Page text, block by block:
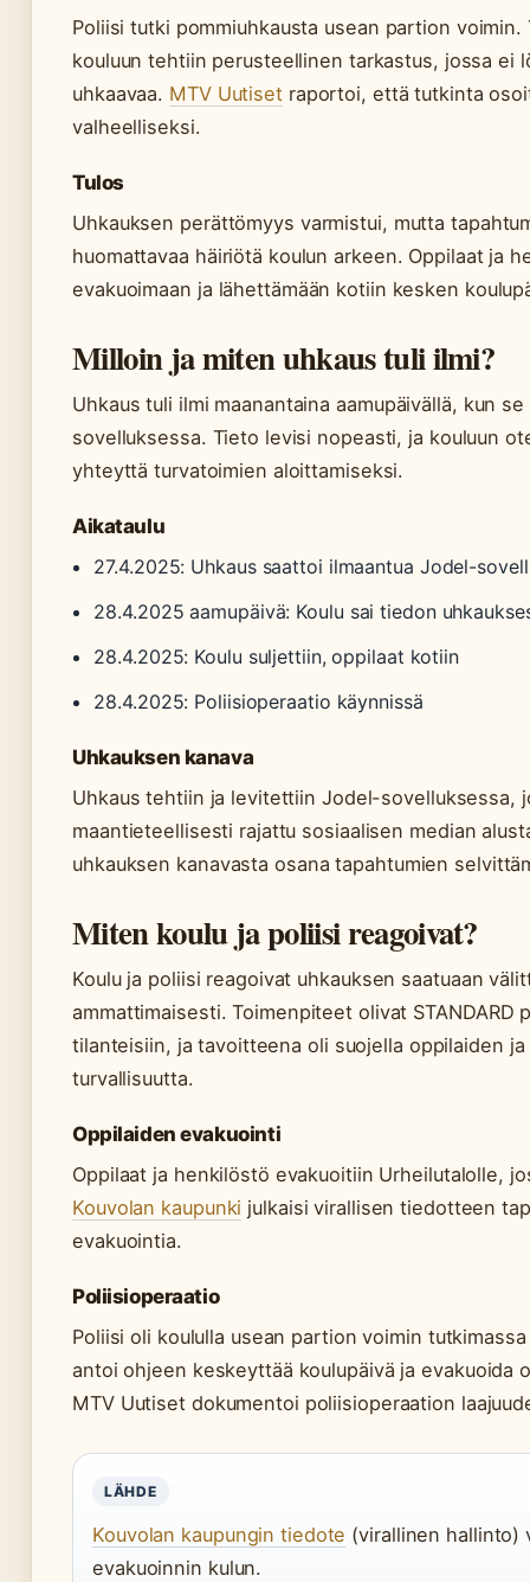
Poliisi tutki pommiuhkausta usean partion voimin.
kouluun tehtiin perusteellinen tarkastus, jossa ei
uhkaavaa. MTV Uutisetraportoi, että tutkinta
valheelliseksi.
Tulos
Uhkauksen perättömyys varmistui, mutta
huomattavaa häiriötä koulun arkeen. Oppilaat ja
evakuoimaan ja lähettämään kotiin kesken
Milloin ja miten uhkaus tuli ilmi?
Uhkaus tuli ilmi maanantaina aamupäivällä, kun
sovelluksessa. Tieto levisi nopeasti, ja kouluun
yhteyttä turvatoimien aloittamiseksi.
Aikataulu
27.4.2025: Uhkaus saattoi ilmaantua Jodel-
28.4.2025 aamupäivä: Koulu sai tiedon
28.4.2025: Koulu suljettiin, oppilaat kotiin
28.4.2025: Poliisioperaatio käynnissä
Uhkauksen kanava
Uhkaus tehtiin ja levitettiin Jodel-sovelluksessa,
maantieteellisesti rajattu sosiaalisen median
uhkauksen kanavasta osana tapahtumien
Miten koulu ja poliisi reagoivat?
Koulu ja poliisi reagoivat uhkauksen saatuaan
ammattimaisesti. Toimenpiteet olivat STANDARD
tilanteisiin, ja tavoitteena oli suojella oppilaiden
turvallisuutta.
Oppilaiden evakuointi
Oppilaat ja henkilöstö evakuoitiin Urheilutalolle,
Kouvolan kaupunki julkaisi virallisen tiedotteen
evakuointia.
Poliisioperaatio
Poliisi oli koululla usean partion voimin
antoi ohjeen keskeyttää koulupäivä ja evakuoida
MTV Uutiset dokumentoi poliisioperaation
LÄHDE
Kouvolan kaupungin tiedote (virallinen hallinto)
evakuoinnin kulun.